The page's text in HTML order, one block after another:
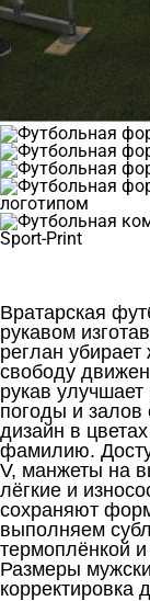
Вратарская
рукавом
реглан
свободу
рукав
погоды и залов
дизайн в
фамилию.
V, манжеты на
лёгкие и
сохраняют
выполняем
термоплёнкой
Размеры
корректировка